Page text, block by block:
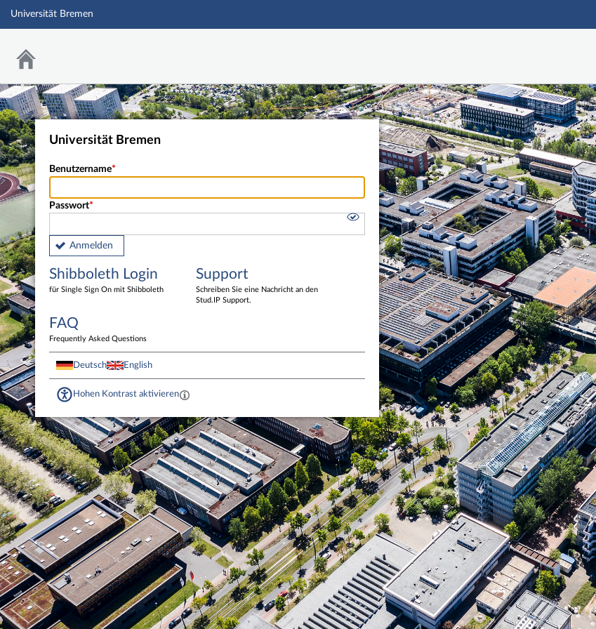
Hauptnavigation
Universität Bremen
Universität Bremen
Benutzername
Passwort
Anmelden
Shibboleth Login
für Single Sign On mit Shibboleth
Support
Schreiben Sie eine Nachricht an den
Stud.IP Support.
FAQ
Frequently Asked Questions
Deutsch English
Hohen Kontrast aktivieren